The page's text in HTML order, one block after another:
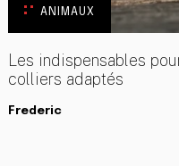
ANIMAUX
Les indispensables
colliers adaptés
Frederic